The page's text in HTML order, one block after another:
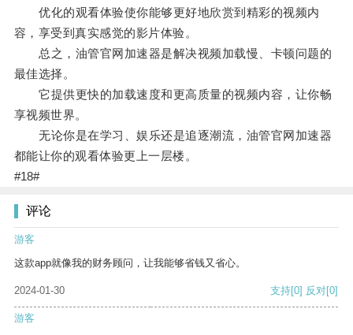
优化的观看体验使你能够更好地欣赏到精彩的视频内
容，享受到真实感觉的影片体验。
总之，油管官网加速器是解决视频加载慢、卡顿问题的
最佳选择。
它提供更快的加载速度和更高质量的视频内容，让你畅
享视频世界。
无论你是在学习、娱乐还是追逐潮流，油管官网加速器
都能让你的观看体验更上一层楼。
#18#
评论
游客
这款app就像我的财务顾问，让我能够省钱又省心。
2024-01-30 支持[0] 反对[0]
游客